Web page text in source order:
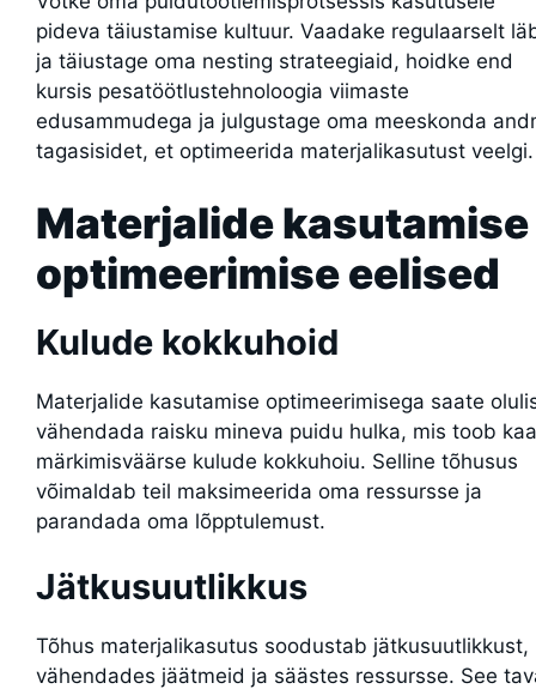
pideva täiustamise kultuur. Vaadake regulaarselt
ja täiustage oma nesting strateegiaid, hoidke end
kursis pesatöötlustehnoloogia viimaste
edusammudega ja julgustage oma meeskonda
tagasisidet, et optimeerida materjalikasutust veelgi.
Materjalide kasutamise
optimeerimise eelised
Kulude kokkuhoid
Materjalide kasutamise optimeerimisega saate
vähendada raisku mineva puidu hulka, mis toob
märkimisväärse kulude kokkuhoiu. Selline tõhusus
võimaldab teil maksimeerida oma ressursse ja
parandada oma lõpptulemust.
Jätkusuutlikkus
Tõhus materjalikasutus soodustab jätkusuutlikkust,
vähendades jäätmeid ja säästes ressursse. See